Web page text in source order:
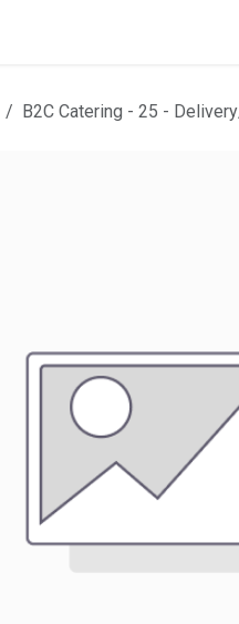
B2C Catering - 25 -